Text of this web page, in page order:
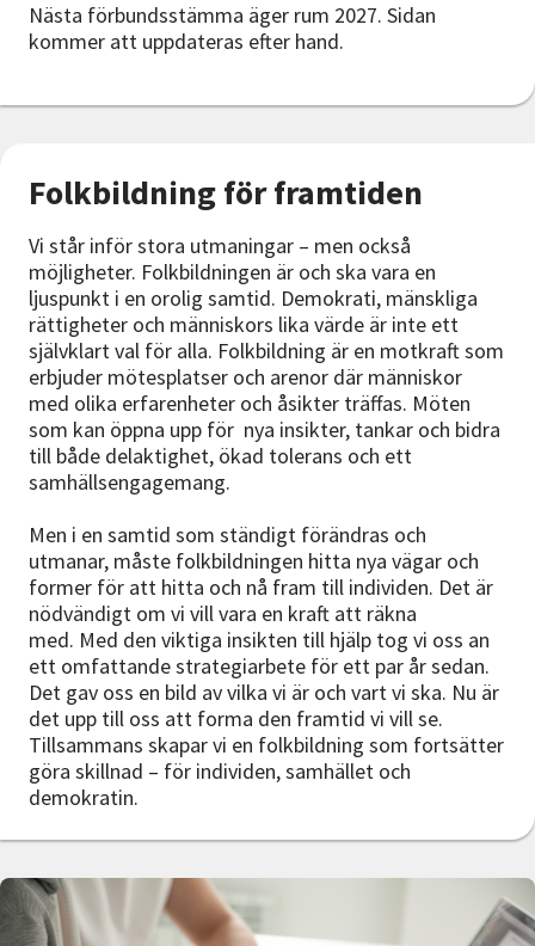
Lyssna
Nästa förbundsstämma äger rum 2027. Sidan
kommer att uppdateras efter hand.
Folkbildning för framtiden
Vi står inför stora utmaningar – men också
möjligheter. Folkbildningen är och ska vara en
ljuspunkt i en orolig samtid. Demokrati, mänskliga
rättigheter och människors lika värde är inte ett
självklart val för alla. Folkbildning är en motkraft som
erbjuder mötesplatser och arenor där människor
med olika erfarenheter och åsikter träffas. Möten
som kan öppna upp för nya insikter, tankar och bidra
till både delaktighet, ökad tolerans och ett
samhällsengagemang.
Men i en samtid som ständigt förändras och
utmanar, måste folkbildningen hitta nya vägar och
former för att hitta och nå fram till individen. Det är
nödvändigt om vi vill vara en kraft att räkna
med. Med den viktiga insikten till hjälp tog vi oss an
ett omfattande strategiarbete för ett par år sedan.
Det gav oss en bild av vilka vi är och vart vi ska. Nu är
det upp till oss att forma den framtid vi vill se.
Tillsammans skapar vi en folkbildning som fortsätter
göra skillnad – för individen, samhället och
demokratin.